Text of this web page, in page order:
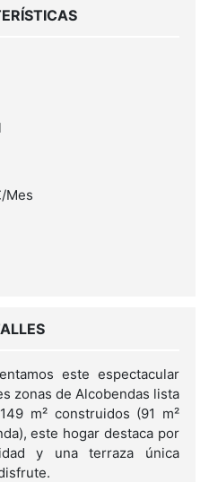
Mes
este espectacular
zonas de Alcobendas lista
m² construidos (91 m²
este hogar destaca por
y una terraza única